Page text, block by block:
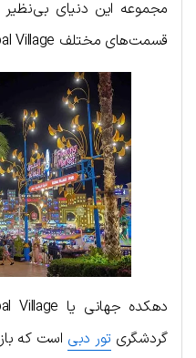
مجموعه این دنیای
قسمت‌های مختلف Global Village دبی آشنا می‌شویم.
گردشگری تور دبی است که